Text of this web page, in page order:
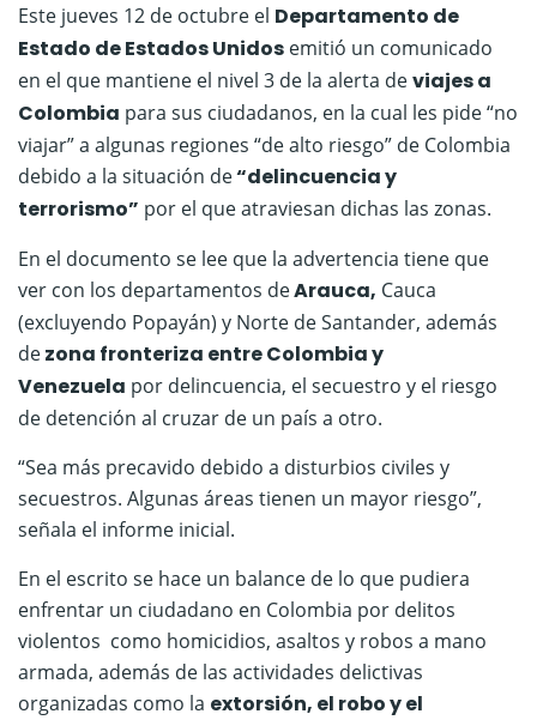
Este jueves 12 de octubre el Departamento de
Estado de Estados Unidos emitió un comunicado
en el que mantiene el nivel 3 de la alerta deviajes a
Colombia para sus ciudadanos, en la cual les pide “no
viajar” a algunas regiones “de alto riesgo” de Colombia
debido a la situación de“delincuencia y
terrorismo” por el que atraviesan dichas las zonas.
En el documento se lee que la advertencia tiene que
ver con los departamentos deArauca, Cauca
(excluyendo Popayán) y Norte de Santander, además
dezona fronteriza entre Colombia y
Venezuela por delincuencia, el secuestro y el riesgo
de detención al cruzar de un país a otro.
“Sea más precavido debido a disturbios civiles y
secuestros. Algunas áreas tienen un mayor riesgo”,
señala el informe inicial.
En el escrito se hace un balance de lo que pudiera
enfrentar un ciudadano en Colombia por delitos
violentos como homicidios, asaltos y robos a mano
armada, además de las actividades delictivas
organizadas como la extorsión, el robo y el